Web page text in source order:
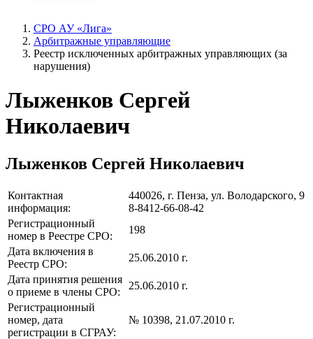
СРО АУ «Лига»
Арбитражные управляющие
Реестр исключенных арбитражных управляющих (за
нарушения)
Лыженков Сергей
Николаевич
Лыженков Сергей Николаевич
Контактная
информация:
440026, г. Пенза, ул. Володарского, 9
8-8412-66-08-42
Регистрационный
номер в Реестре СРО:
198
Дата включения в
Реестр СРО:
25.06.2010 г.
Дата принятия решения
о приеме в члены СРО:
25.06.2010 г.
Регистрационный
номер, дата
регистрации в СГРАУ:
№ 10398, 21.07.2010 г.